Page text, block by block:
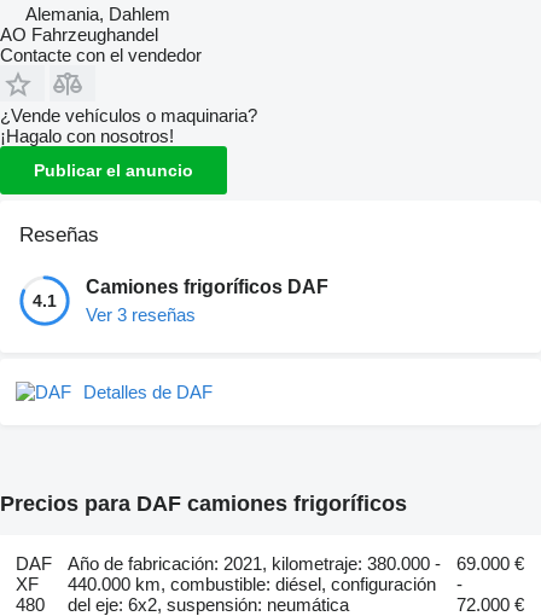
Alemania, Dahlem
AO Fahrzeughandel
Contacte con el vendedor
¿Vende vehículos o maquinaria?
¡Hagalo con nosotros!
Publicar el anuncio
Reseñas
4.1
Camiones frigoríficos DAF
Ver 3 reseñas
Detalles de DAF
Precios para DAF camiones frigoríficos
DAF
XF
480
Año de fabricación: 2021, kilometraje: 380.000 -
440.000 km, combustible: diésel, configuración
del eje: 6x2, suspensión: neumática
69.000 €
-
72.000 €